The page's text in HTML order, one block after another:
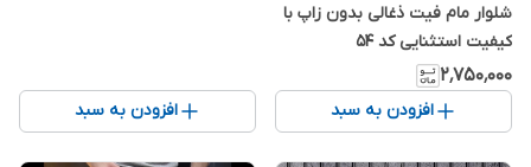
شلوار مام فیت ذغالی بدون زاپ با
کیفیت استثنایی کد ۵۴
۲٬۷۵۰٬۰۰۰
افزودن به سبد افزودن به سبد